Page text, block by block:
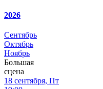
2026
Сентябрь
Октябрь
Ноябрь
Большая
сцена
18 сентября, Пт